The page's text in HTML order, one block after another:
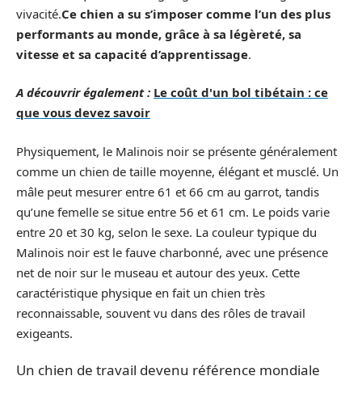
vivacité.Ce chien a su s’imposer comme l’un des plus
performants au monde, grâce à sa légèreté, sa
vitesse et sa capacité d’apprentissage.
A découvrir également : Le coût d'un bol tibétain : ce
que vous devez savoir
Physiquement, le Malinois noir se présente généralement
comme un chien de taille moyenne, élégant et musclé. Un
mâle peut mesurer entre 61 et 66 cm au garrot, tandis
qu’une femelle se situe entre 56 et 61 cm. Le poids varie
entre 20 et 30 kg, selon le sexe. La couleur typique du
Malinois noir est le fauve charbonné, avec une présence
net de noir sur le museau et autour des yeux. Cette
caractéristique physique en fait un chien très
reconnaissable, souvent vu dans des rôles de travail
exigeants.
Un chien de travail devenu référence mondiale